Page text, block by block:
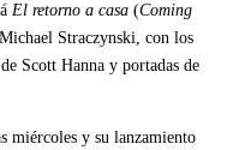
El retorno a casa (Coming
Straczynski, con los
Scott Hanna y portadas de
miércoles y su lanzamiento